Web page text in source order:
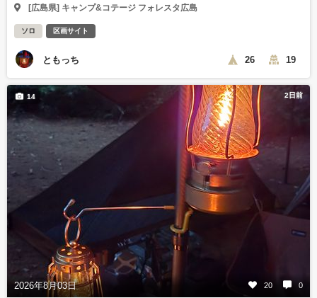
[広島県] キャンプ&コテージ フォレスタ広島
ソロ 区画サイト
ともっち 26 19
2日前
2026年8月03日 20 0
14